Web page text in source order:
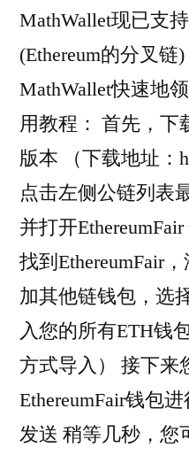
MathWallet现已支
(Ethereum的分叉链
MathWallet快速地
用教程： 首先，下
版本 （下载地址：
点击左侧公链列表
并打开
找到EthereumFair
加其他链钱包，选
入您的所有ETH钱
方式导入） 接下来
EthereumFair钱包
发送 稍等几秒，您